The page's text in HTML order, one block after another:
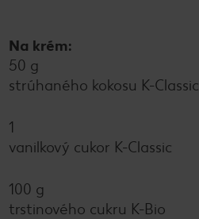
Na krém:
50 g
strúhaného kokosu K-Classic
1
vanilkový cukor K-Classic
100 g
trstinového cukru K-Bio